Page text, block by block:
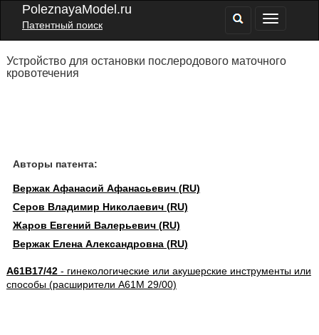
PoleznayaModel.ru
Патентный поиск
Устройство для остановки послеродового маточного
кровотечения
Авторы патента:
Вержак Афанасий Афанасьевич (RU)
Серов Владимир Николаевич (RU)
Жаров Евгений Валерьевич (RU)
Вержак Елена Александровна (RU)
A61B17/42- гинекологические или акушерские инструменты или
способы (расширители A61M 29/00)